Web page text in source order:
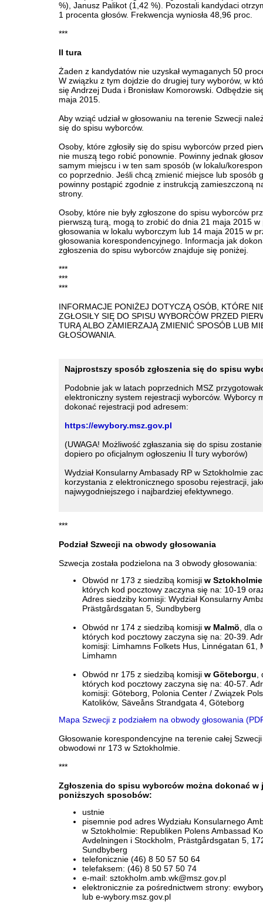
%), Janusz Palikot (1,42 %). Pozostali kandydaci
1 procenta głosów. Frekwencja wyniosła 48,96 proc.
***
II tura
Żaden z kandydatów nie uzyskał wymaganych 50
W związku z tym dojdzie do drugiej tury wyborów, w
się Andrzej Duda i Bronisław Komorowski. Odbędzie
maja 2015.
Aby wziąć udział w głosowaniu na terenie Szwecji
się do spisu wyborców.
Osoby, które zgłosiły się do spisu wyborców przed
nie muszą tego robić ponownie. Powinny jednak
samym miejscu i w ten sam sposób (w lokalu/
co poprzednio. Jeśli chcą zmienić miejsce lub sposób
powinny postąpić zgodnie z instrukcją zamieszczoną
strony.
Osoby, które nie były zgłoszone do spisu wyborców
pierwszą turą, mogą to zrobić do dnia 21 maja 2015 w
głosowania w lokalu wyborczym lub 14 maja 2015 w
głosowania korespondencyjnego. Informacja jak
zgłoszenia do spisu wyborców znajduje się poniżej.
***
***
***
INFORMACJE PONIŻEJ DOTYCZĄ OSÓB, KTÓRE
ZGŁOSIŁY SIĘ DO SPISU WYBORCÓW PRZED
TURĄ ALBO ZAMIERZAJĄ ZMIENIĆ SPOSÓB LUB
GŁOSOWANIA.
Najprostszy sposób zgłoszenia się do spisu
Podobnie jak w latach poprzednich MSZ
elektroniczny system rejestracji wyborców. Wyborcy
dokonać rejestracji pod adresem:
https://ewybory.msz.gov.pl
(UWAGA! Możliwość zgłaszania się do spisu
dopiero po oficjalnym ogłoszeniu II tury wyborów)
Wydział Konsularny Ambasady RP w Sztokholmie
korzystania z elektronicznego sposobu rejestracji,
najwygodniejszego i najbardziej efektywnego.
***
Podział Szwecji na obwody głosowania
Szwecja została podzielona na 3 obwody głosowania:
Obwód nr 173 z siedzibą komisji w Sztokholmie
których kod pocztowy zaczyna się na: 10-19
Adres siedziby komisji: Wydział Konsularny
Prästgårdsgatan 5, Sundbyberg
Obwód nr 174 z siedzibą komisji w Malmö, dla
których kod pocztowy zaczyna się na: 20-39.
komisji: Limhamns Folkets Hus, Linnégatan 61,
Limhamn
Obwód nr 175 z siedzibą komisji w Göteborgu,
których kod pocztowy zaczyna się na: 40-57.
komisji: Göteborg, Polonia Center / Związek
Katolików, Säveåns Strandgata 4, Göteborg
Mapa Szwecji z podziałem na obwody głosowania
Głosowanie korespondencyjne na terenie całej
obwodowi nr 173 w Sztokholmie.
***
Zgłoszenia do spisu wyborców można dokonać w
poniższych sposobów:
ustnie
pisemnie pod adres Wydziału Konsularnego
w Sztokholmie: Republiken Polens Ambassad
Avdelningen i Stockholm, Prästgårdsgatan 5,
Sundbyberg
telefonicznie (46) 8 50 57 50 64
telefaksem: (46) 8 50 57 50 74
e-mail: sztokholm.amb.wk@msz.gov.pl
elektronicznie za pośrednictwem strony:
lub e-wybory.msz.gov.pl